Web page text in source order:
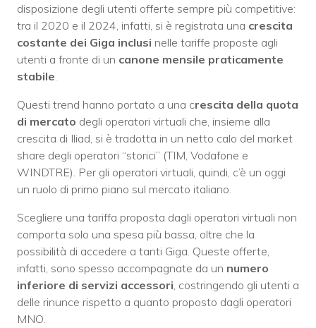
disposizione degli utenti offerte sempre più competitive:
tra il 2020 e il 2024, infatti, si è registrata una crescita
costante dei Giga inclusi nelle tariffe proposte agli
utenti a fronte di un canone mensile praticamente
stabile
Questi trend hanno portato a una crescita della quota
di mercato degli operatori virtuali che, insieme alla
crescita di Iliad, si è tradotta in un netto calo del market
share degli operatori “storici” (TIM, Vodafone e
WINDTRE). Per gli operatori virtuali, quindi, c’è un oggi
un ruolo di primo piano sul mercato italiano.
Scegliere una tariffa proposta dagli operatori virtuali non
comporta solo una spesa più bassa, oltre che la
possibilità di accedere a tanti Giga. Queste offerte,
infatti, sono spesso accompagnate da un numero
inferiore di servizi accessori , costringendo gli utenti a
delle rinunce rispetto a quanto proposto dagli operatori
MNO.